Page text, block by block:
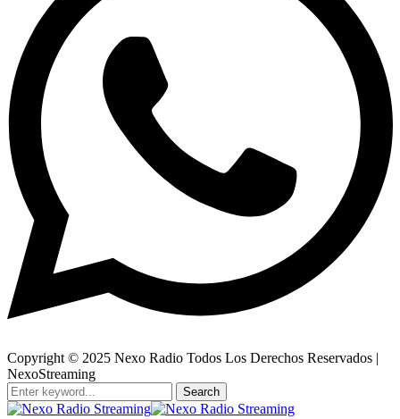
Copyright © 2025 Nexo Radio Todos Los Derechos Reservados |
NexoStreaming
Search